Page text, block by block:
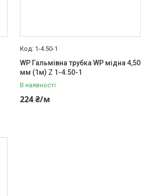
1-4.50-1
WP Гальмівна трубка WP мідна 4,50
мм (1м) Z 1-4.50-1
В наявності
224 ₴/м